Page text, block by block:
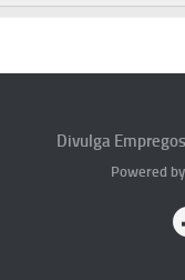
Divulga
Powered by